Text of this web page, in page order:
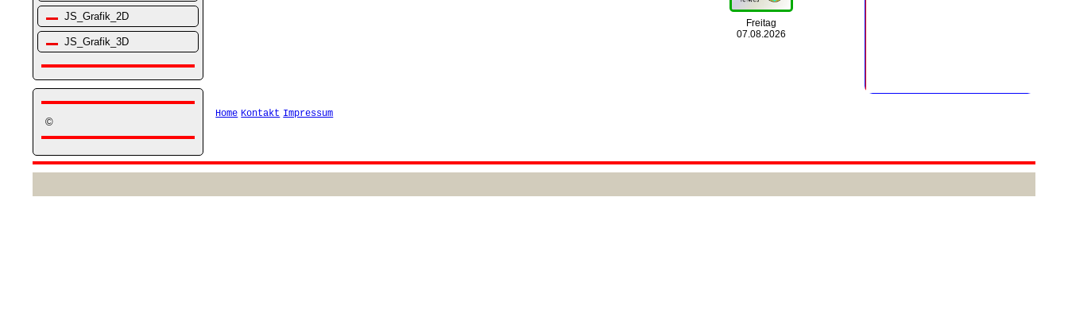
JS_Grafik_2D
JS_Grafik_3D
©
Freitag
07.08.2026
Home Kontakt Impressum